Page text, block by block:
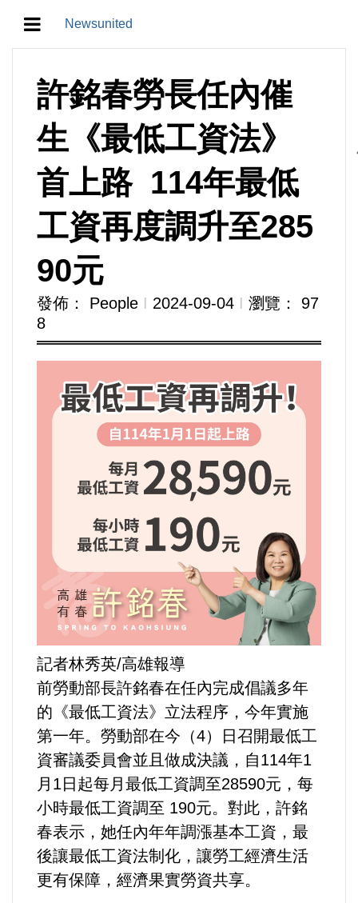
Newsunited
教育/五育/五創
人生/生存/生活
產業/經濟
政治/政黨
農業/技術/肥飼料/農藥/產銷
食品/衛生/醫療/照護
兩岸/大陸
健康/養生
命理/信仰/宗教/宮廟/教會
演講/發表會/論壇/研討會
內政/社會/福利/弱勢/慈善
國際/全球
環境/資源/能源
交通運輸
​​​​​​​許銘春勞長任內催
生《最低工資法》
首上路 114年最低
工資再度調升至285
90元
發佈： People Ι 2024-09-04 Ι 瀏覽： 97
8
記者林秀英/高雄報導
前勞動部長許銘春在任內完成倡議多年
的《最低工資法》立法程序，今年實施
第一年。勞動部在今（4）日召開最低工
資審議委員會並且做成決議，自114年1
月1日起每月最低工資調至28590元，每
小時最低工資調至 190元。對此，許銘
春表示，她任內年年調漲基本工資，最
後讓最低工資法制化，讓勞工經濟生活
更有保障，經濟果實勞資共享。